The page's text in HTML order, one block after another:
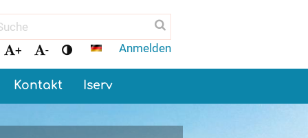
+ - Anmelden
Kontakt Iserv